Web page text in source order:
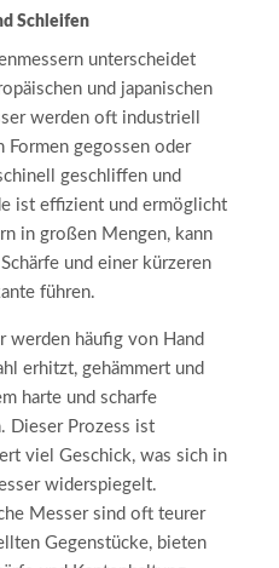
Schleifen
unterscheidet
und japanischen
werden oft industriell
Formen gegossen oder
geschliffen und
ist effizient und ermöglicht
in großen Mengen, kann
und einer kürzeren
führen.
werden häufig von Hand
erhitzt, gehämmert und
harte und scharfe
Dieser Prozess ist
viel Geschick, was sich in
widerspiegelt.
Messer sind oft teurer
Gegenstücke, bieten